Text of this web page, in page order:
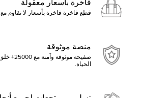
فاخرة بأسعار معقولة
قطع فاخرة فاخرة بأسعار لا تقاوم
منصة موثوقة
صفيحة
الحياة.